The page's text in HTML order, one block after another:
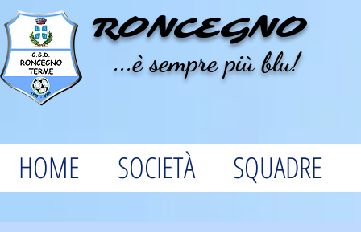
RONCEGNO
...è sempre più blu!
HOME SOCIETÀ SQUADRE